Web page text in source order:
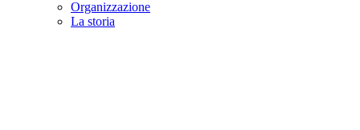
Organizzazione
La storia